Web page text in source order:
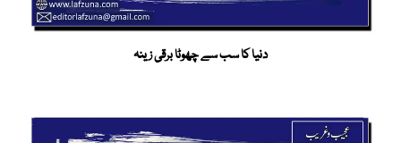
دنیا کا سب سے چھوٹا برقی زینہ